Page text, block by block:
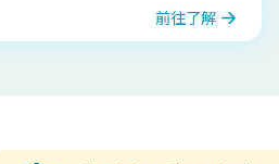
前往了解